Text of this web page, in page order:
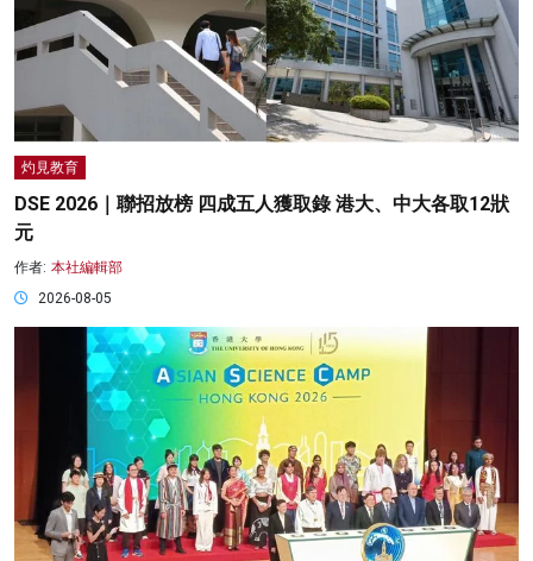
灼見教育
DSE 2026｜聯招放榜 四成五人獲取錄 港大、中大各取12狀
元
作者: 本社編輯部
2026-08-05